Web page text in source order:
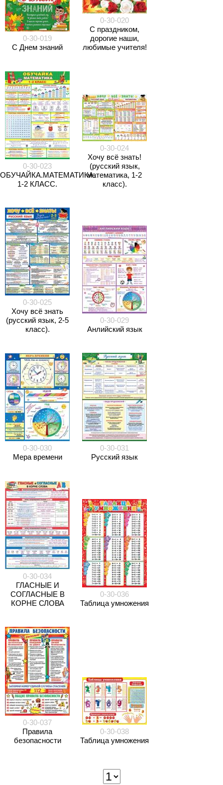
0-30-019
С Днем знаний
0-30-020
С праздником,
дорогие наши,
любимые учителя!
0-30-023
ОБУЧАЙКА.МАТЕМАТИКА.
1-2 КЛАСС.
0-30-024
Хочу всё знать!
(русский язык,
математика, 1-2
класс).
0-30-025
Хочу всё знать
(русский язык, 2-5
класс).
0-30-029
Анлийский язык
0-30-030
Мера времени
0-30-031
Русский язык
0-30-034
ГЛАСНЫЕ И
СОГЛАСНЫЕ В
КОРНЕ СЛОВА
0-30-036
Таблица умножения
0-30-037
Правила
безопасности
0-30-038
Таблица умножения